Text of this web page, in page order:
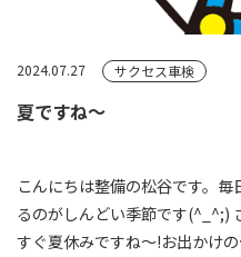
2024.07.27 サクセス車検
夏ですね～
こんにちは整備の松谷です。
るのがしんどい季節です(^_^;)
すぐ夏休みですね～!お出かけ